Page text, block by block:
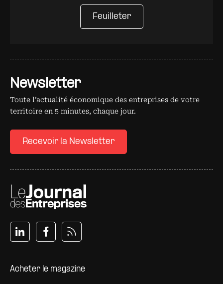
Newsletter
Toute l’actualité économique des entreprises de votre
territoire en 5 minutes, chaque jour.
Recevoir la Newsletter
Pied de page
Acheter le magazine
Feuilleter